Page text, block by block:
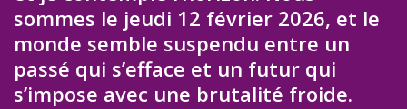
sommes le jeudi 12 février 2026, et le
monde semble suspendu entre un
passé qui s’efface et un futur qui
s’impose avec une brutalité froide.